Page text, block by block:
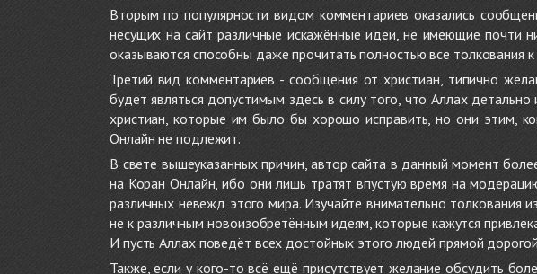
Вторым по популярности видом комментариев оказались
несущих на сайт различные искажённые идеи, не имеющие
оказываются способны даже прочитать полностью все толкования
Третий вид комментариев - сообщения от христиан, типично
будет являться допустимым здесь в силу того, что Аллах
христиан, которые им было бы хорошо исправить, но они этим,
Онлайн не подлежит.
В свете вышеуказанных причин, автор сайта в данный момент
на Коран Онлайн, ибо они лишь тратят впустую время на
различных невежд этого мира. Изучайте внимательно толкования
не к различным новоизобретённым идеям, которые кажутся
И пусть Аллах поведёт всех достойных этого людей прямой
Также, если у кого-то всё ещё присутствует желание обсудить